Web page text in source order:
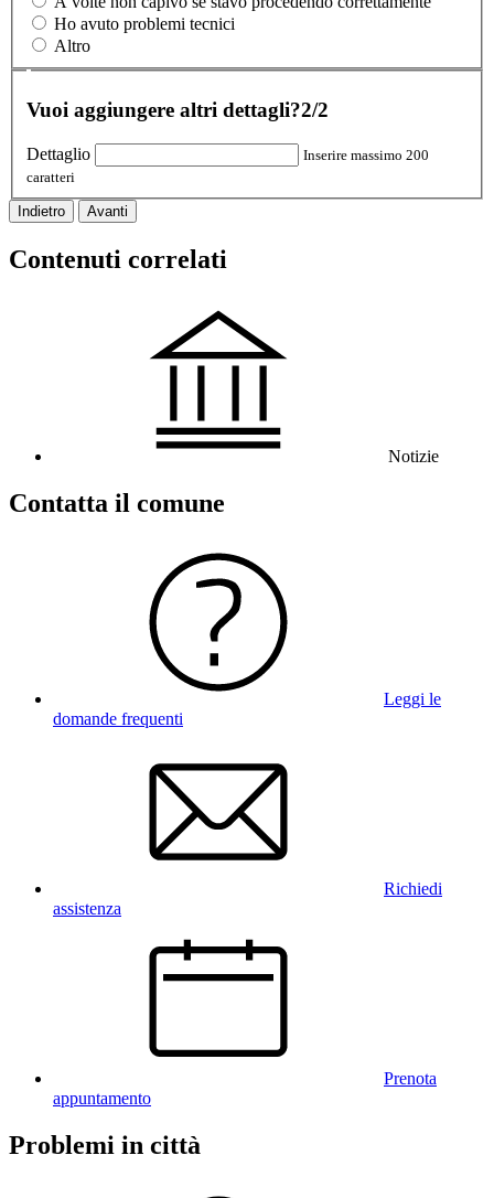
Ho avuto problemi tecnici
Altro
Vuoi aggiungere altri dettagli?2/2
Dettaglio
Inserire massimo 200
caratteri
Indietro Avanti
Contenuti correlati
Notizie
Contatta il comune
Leggi le
domande frequenti
Richiedi
assistenza
Prenota
appuntamento
Problemi in città